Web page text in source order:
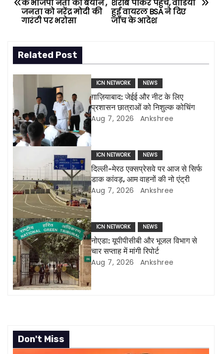
o
t
n
a
v
i
a
t
i
o
n
शराब पीकर पहुँचे, वीडियो
हुई वायरल BSA ने दिए
जाँच के आदेश
के भाजपा नेता का बयान ,
जनता को नरेंद्र मोदी की
गारंटी पर भरोसा
Related Post
ICN NETWORK NEWS
ग़ाज़ियाबाद: जेईई और नीट के लिए
प्रशासन छात्राओं को निशुल्क कोचिंग
Aug 7, 2026 Ankshree
ICN NETWORK NEWS
दिल्ली-मेरठ एक्सप्रेसवे पर आज से सिर्फ
डाक कांवड़, आम वाहनों की नो एंट्री
Aug 7, 2026 Ankshree
ICN NETWORK NEWS
नोएडा: यूपीपीसीबी और भूजल विभाग से
चार सप्ताह में मांगी रिपोर्ट
Aug 7, 2026 Ankshree
Don't Miss